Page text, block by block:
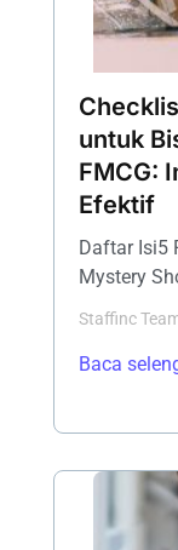
untuk
FMCG:
Efektif
Daftar Isi5
Mystery
Staffinc
Baca